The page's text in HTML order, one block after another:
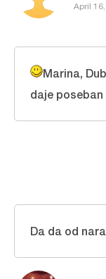
April
Marina,
daje poseban
Da da od